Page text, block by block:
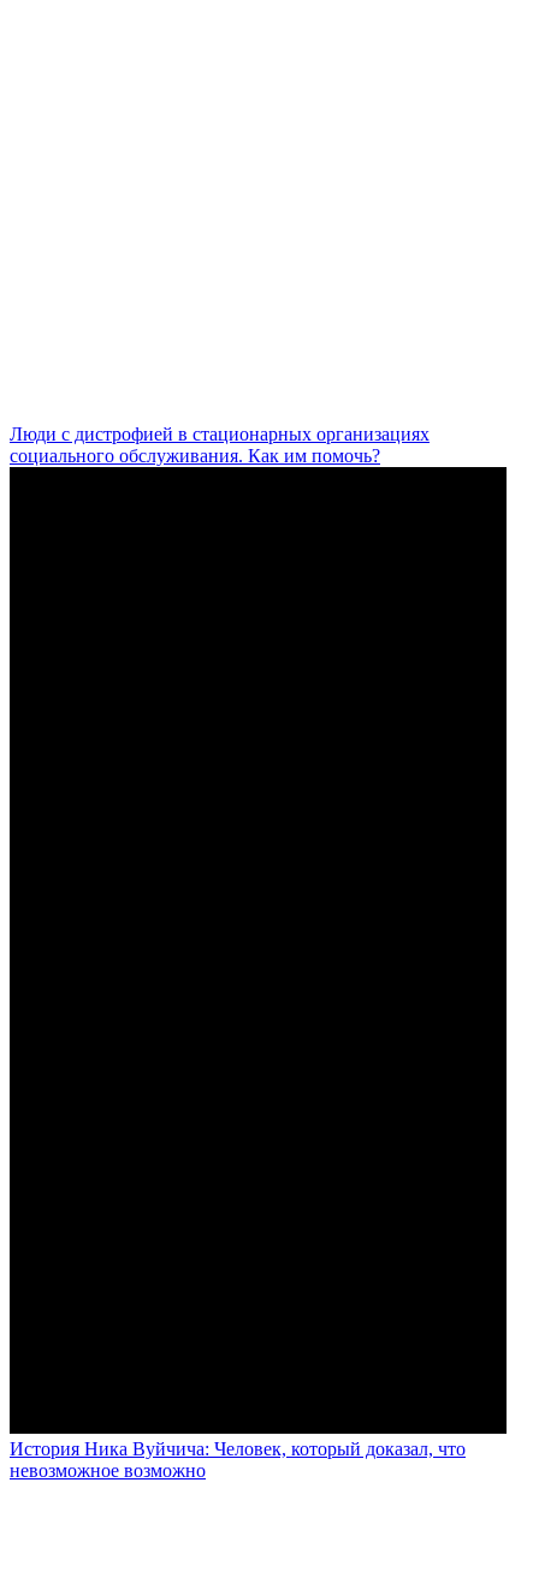
Люди с дистрофией в стационарных организациях
социального обслуживания. Как им помочь?
История Ника Вуйчича: Человек, который доказал, что
невозможное возможно